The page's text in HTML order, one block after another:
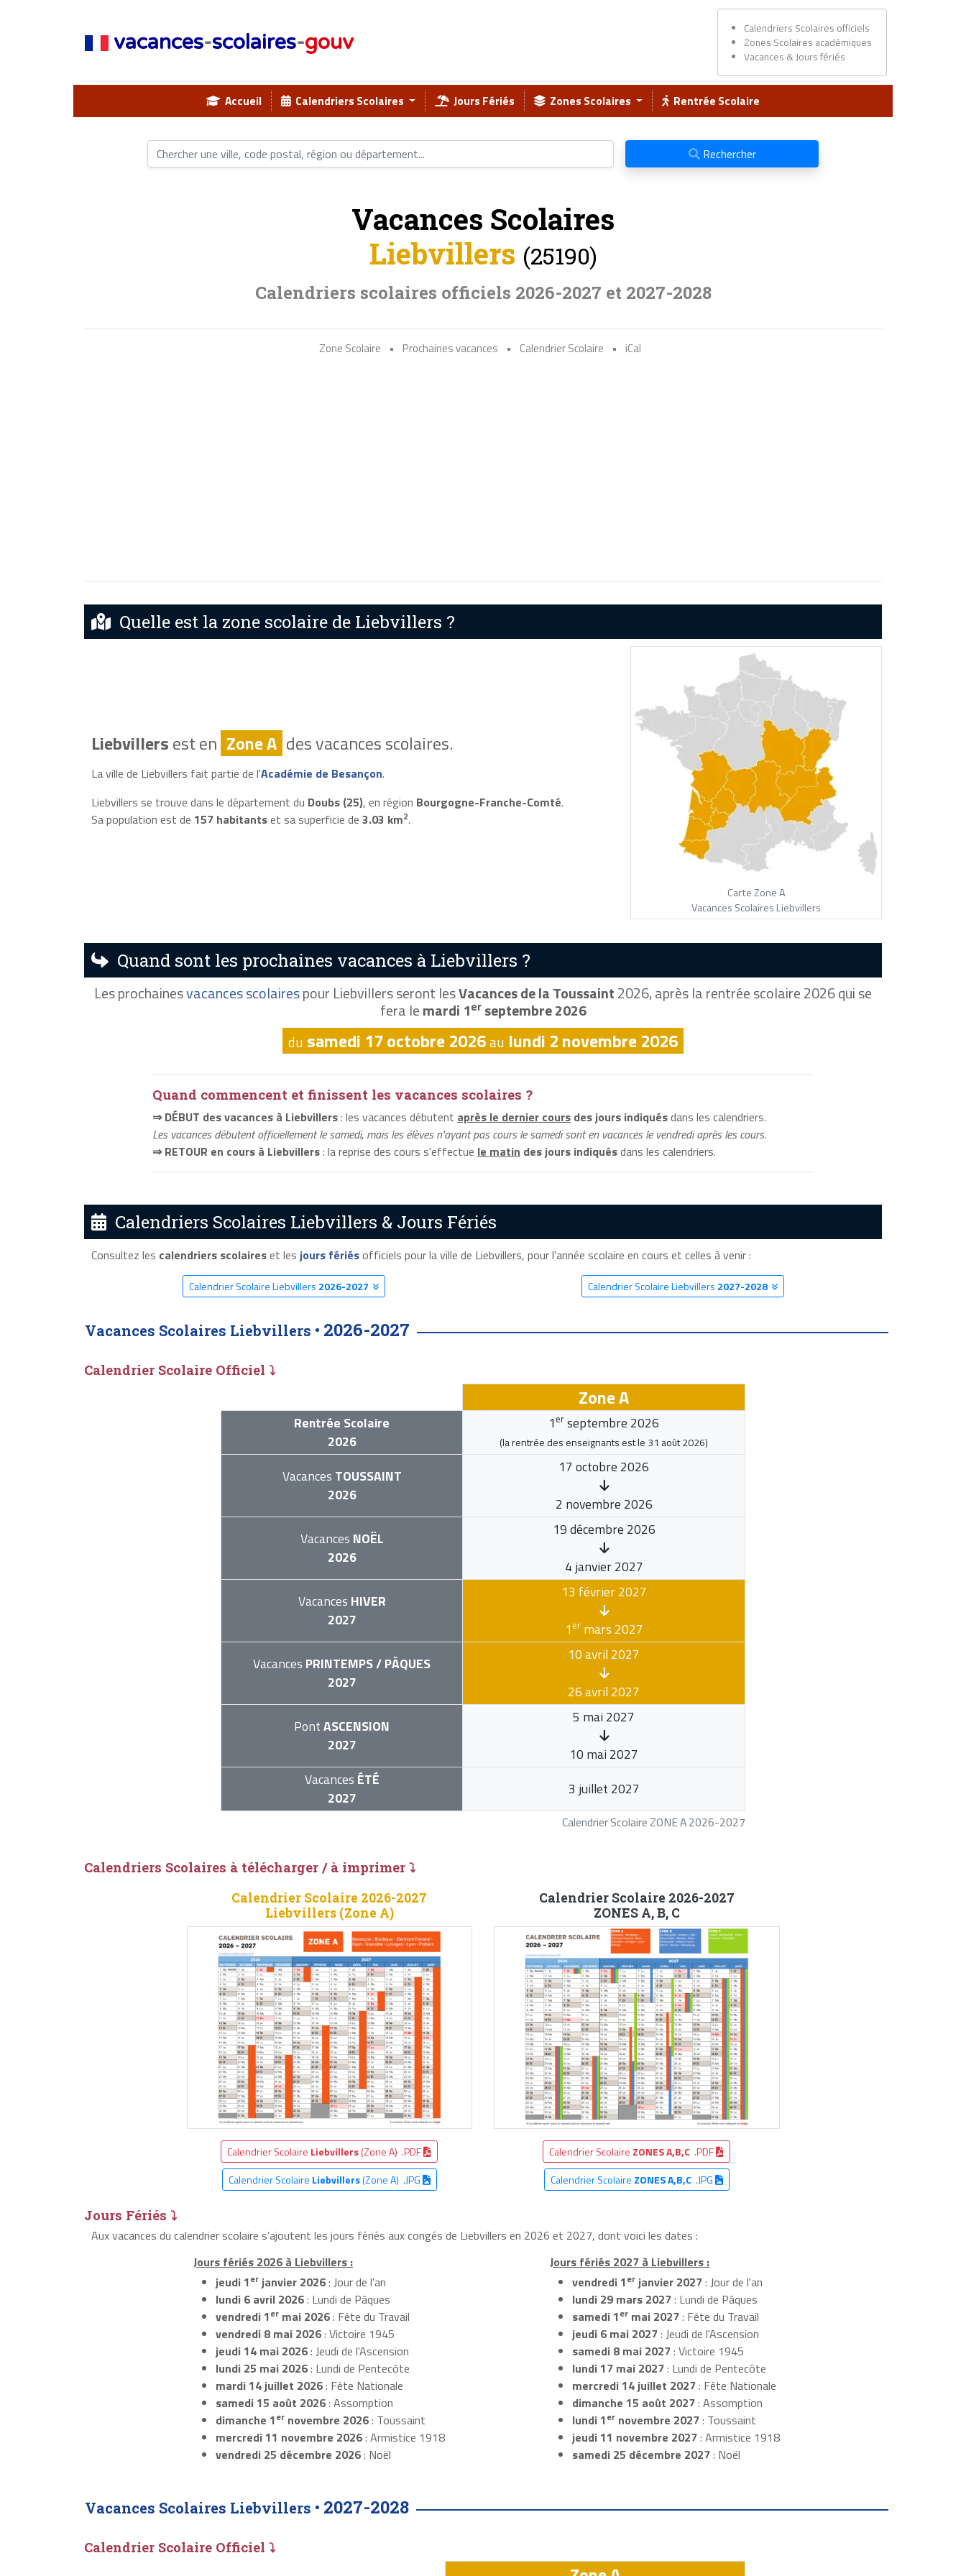
vacances-scolaires-gouv
Calendriers Scolaires officiels
Zones Scolaires académiques
Vacances & Jours fériés
Accueil Calendriers Scolaires Jours Fériés Zones Scolaires Rentrée Scolaire
Rechercher
Vacances Scolaires
Liebvillers (25190)
Calendriers scolaires officiels 2026-2027 et 2027-2028
Zone Scolaire • Prochaines vacances • Calendrier Scolaire • iCal
Quelle est la zone scolaire de Liebvillers ?
Liebvillersest en Zone A des vacances scolaires.
La ville de Liebvillers fait partie de l'Académie de Besançon.
Liebvillers se trouve dans le département du Doubs (25), en région Bourgogne-Franche-Comté.
Sa population est de 157 habitantset sa superficie de 3.03 km2.
Carte Zone A
Vacances Scolaires Liebvillers
Quand sont les prochaines vacances à Liebvillers ?
Les prochainesvacances scolairespour Liebvillers seront lesVacances de la Toussaint2026, après la rentrée scolaire 2026 qui se
fera lemardi 1erseptembre 2026
du samedi 17 octobre 2026au lundi 2 novembre 2026
Quand commencent et finissent les vacances scolaires ?
⇒ DÉBUT des vacances à Liebvillers: les vacances débutent après le dernier cours des jours indiquésdans les calendriers.
Les vacances débutent officiellement le samedi, mais les élèves n'ayant pas cours le samedi sont en vacances le vendredi après les cours.
⇒ RETOUR en cours à Liebvillers: la reprise des cours s'effectue le matin des jours indiquésdans les calendriers.
Calendriers Scolaires Liebvillers & Jours Fériés
Consultez les calendriers scolaireset les jours fériésofficiels pour la ville de Liebvillers, pour l'année scolaire en cours et celles à venir :
Calendrier Scolaire Liebvillers 2026-2027 Calendrier Scolaire Liebvillers 2027-2028
Vacances Scolaires Liebvillers • 2026-2027
Calendrier Scolaire Officiel ⤵
Calendrier Scolaire ZONE A 2026-2027
Zone A
Rentrée Scolaire
2026
1 er septembre 2026
(la rentrée des enseignants est le 31 août 2026)
Vacances TOUSSAINT
2026
17 octobre 2026
2 novembre 2026
Vacances NOËL
2026
19 décembre 2026
4 janvier 2027
Vacances HIVER
2027
13 février 2027
1ermars 2027
Vacances PRINTEMPS / PÂQUES
2027
10 avril 2027
26 avril 2027
PontASCENSION
2027
5 mai 2027
10 mai 2027
Vacances ÉTÉ
2027
3 juillet 2027
Calendriers Scolaires à télécharger / à imprimer ⤵
Calendrier Scolaire 2026-2027
Liebvillers (Zone A)
Calendrier Scolaire Liebvillers(Zone A) .PDF
Calendrier Scolaire Liebvillers(Zone A) .JPG
Calendrier Scolaire 2026-2027
ZONES A, B, C
Calendrier Scolaire ZONES A,B,C .PDF
Calendrier Scolaire ZONES A,B,C.JPG
Jours Fériés ⤵
Aux vacances du calendrier scolaire s’ajoutent les jours fériés aux congés de Liebvillers en 2026 et 2027, dont voici les dates :
Jours fériés 2026 à Liebvillers :
jeudi 1erjanvier 2026: Jour de l'an
lundi 6 avril 2026: Lundi de Pâques
vendredi 1ermai 2026: Fête du Travail
vendredi 8 mai 2026: Victoire 1945
jeudi 14 mai 2026: Jeudi de l'Ascension
lundi 25 mai 2026: Lundi de Pentecôte
mardi 14 juillet 2026: Fête Nationale
samedi 15 août 2026: Assomption
dimanche 1ernovembre 2026: Toussaint
mercredi 11 novembre 2026: Armistice 1918
vendredi 25 décembre 2026: Noël
Jours fériés 2027 à Liebvillers :
vendredi 1erjanvier 2027: Jour de l'an
lundi 29 mars 2027: Lundi de Pâques
samedi 1ermai 2027: Fête du Travail
jeudi 6 mai 2027: Jeudi de l'Ascension
samedi 8 mai 2027: Victoire 1945
lundi 17 mai 2027: Lundi de Pentecôte
mercredi 14 juillet 2027: Fête Nationale
dimanche 15 août 2027: Assomption
lundi 1ernovembre 2027: Toussaint
jeudi 11 novembre 2027: Armistice 1918
samedi 25 décembre 2027: Noël
Vacances Scolaires Liebvillers • 2027-2028
Calendrier Scolaire Officiel ⤵